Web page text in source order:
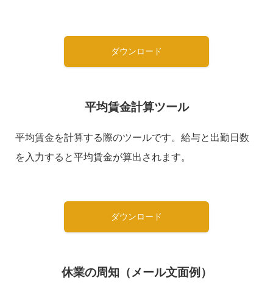
ダウンロード
平均賃金計算ツール
平均賃金を計算する際のツールです。給与と出勤日数
を入力すると平均賃金が算出されます。
ダウンロード
休業の周知（メール文面例）